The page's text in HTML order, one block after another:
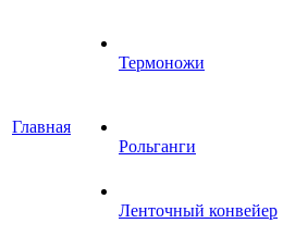
Главная
Термоножи
Рольганги
Ленточный конвейер